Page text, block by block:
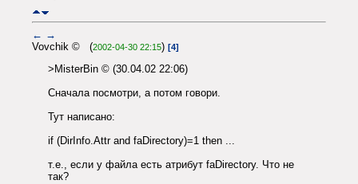
← →
Vovchik © (2002-04-30 22:15) [4]
>MisterBin © (30.04.02 22:06)
Сначала посмотри, а потом говори.
Тут написано:
if (DirInfo.Attr and faDirectory)=1 then ...
т.е., если у файла есть атрибут faDirectory. Что не
так?